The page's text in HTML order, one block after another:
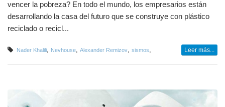
vencer la pobreza? En todo el mundo, los empresarios están
desarrollando la casa del futuro que se construye con plástico
reciclado o recicl...
Nader Khalili, Nevhouse, Alexander Remizov, sismos, Leer más...